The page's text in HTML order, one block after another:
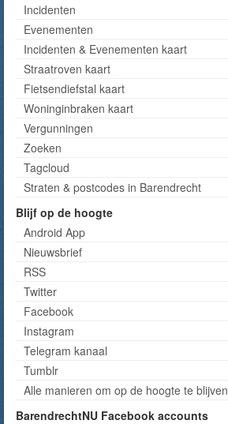
Incidenten
Evenementen
Incidenten & Evenementen kaart
Straatroven kaart
Fietsendiefstal kaart
Woninginbraken kaart
Vergunningen
Zoeken
Tagcloud
Straten & postcodes in Barendrecht
Blijf op de hoogte
Android App
Nieuwsbrief
RSS
Twitter
Facebook
Instagram
Telegram kanaal
Tumblr
Alle manieren om op de hoogte te blijven
BarendrechtNU Facebook accounts